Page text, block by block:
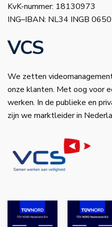
KvK-nummer: 18130973
ING–IBAN: NL34 INGB
VCS
We zetten
onze klanten. Met oog voor
werken. In de publieke en
zijn we marktleider in